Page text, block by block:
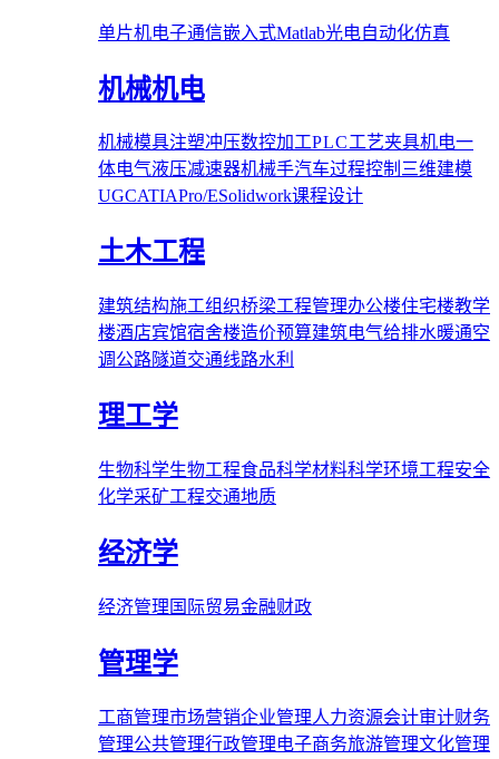
单片机电子通信嵌入式Matlab光电自动化仿真
机械机电
机械模具注塑冲压数控加工PLC工艺夹具机电一
体电气液压减速器机械手汽车过程控制 三维建模
UGCATIAPro/ESolidwork课程设计
土木工程
建筑结构施工组织桥梁工程管理办公楼住宅楼教学
楼酒店宾馆宿舍楼造价预算建筑电气给排水暖通空
调 公路隧道交通线路水利
理工学
生物科学生物工程食品科学材料科学环境工程安全
化学采矿工程交通地质
经济学
经济管理 国际贸易金融财政
管理学
工商管理市场营销企业管理人力资源会计审计财务
管理公共管理行政管理电子商务旅游管理文化管理